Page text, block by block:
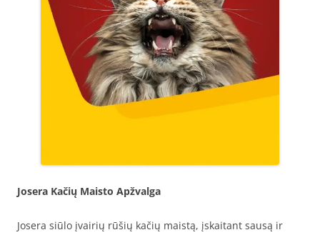
Josera Kačių Maisto Apžvalga
Josera siūlo įvairių rūšių kačių maistą, įskaitant sausą ir